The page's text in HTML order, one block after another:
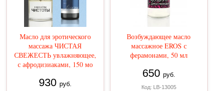
Масло для эротического
массажа ЧИСТАЯ
СВЕЖЕСТЬ увлажняющее,
с афродизиаками, 150 мо
930 руб.
Возбуждающее масло
массажное EROS с
ферамонами, 50 мл
650 руб.
Код: LB-13005